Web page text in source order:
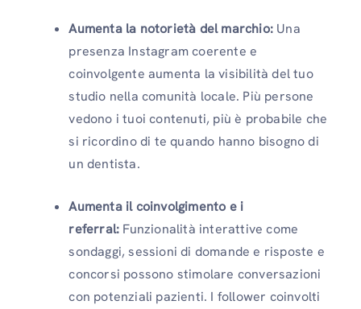
Aumenta la notorietà del marchio: Una
presenza Instagram coerente e
coinvolgente aumenta la visibilità del tuo
studio nella comunità locale. Più persone
vedono i tuoi contenuti, più è probabile che
si ricordino di te quando hanno bisogno di
un dentista.
Aumenta il coinvolgimento e i
referral: Funzionalità interattive come
sondaggi, sessioni di domande e risposte e
concorsi possono stimolare conversazioni
con potenziali pazienti. I follower coinvolti